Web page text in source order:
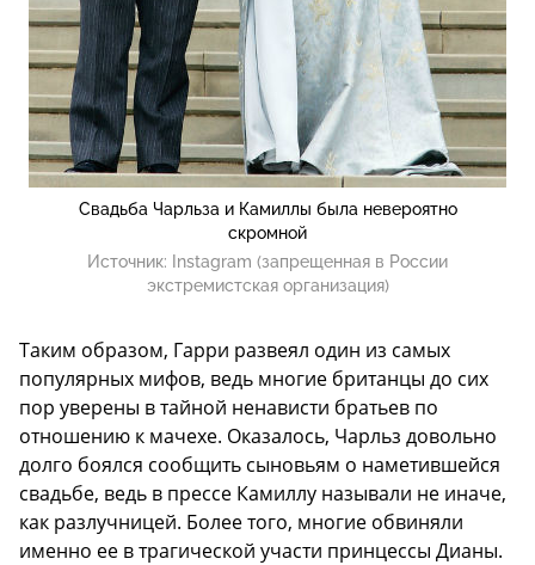
Свадьба Чарльза и Камиллы была невероятно
скромной
Источник:
Instagram (запрещенная в России
экстремистская организация)
Таким образом, Гарри развеял один из самых
популярных мифов, ведь многие британцы до сих
пор уверены в тайной ненависти братьев по
отношению к мачехе. Оказалось, Чарльз довольно
долго боялся сообщить сыновьям о наметившейся
свадьбе, ведь в прессе Камиллу называли не иначе,
как разлучницей. Более того, многие обвиняли
именно ее в трагической участи принцессы Дианы.